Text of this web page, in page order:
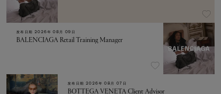
发布日期 2026年 08月 09日
BALENCIAGA Retail Training Manager
发布日期 2026年 08月 07日
BOTTEGA VENETA Client Advisor